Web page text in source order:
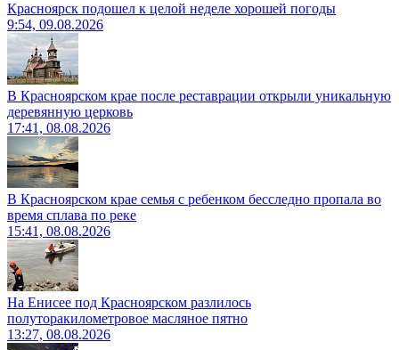
Красноярск подошел к целой неделе хорошей погоды
9:54, 09.08.2026
В Красноярском крае после реставрации открыли уникальную
деревянную церковь
17:41, 08.08.2026
В Красноярском крае семья с ребенком бесследно пропала во
время сплава по реке
15:41, 08.08.2026
На Енисее под Красноярском разлилось
полуторакилометровое масляное пятно
13:27, 08.08.2026